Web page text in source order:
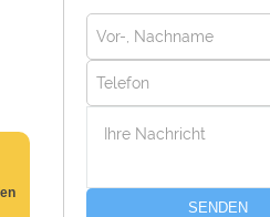
SENDEN